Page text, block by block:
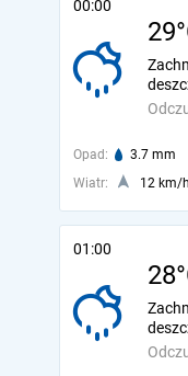
00:00
Opad: 3.7 mm
Wiatr:
12 km/h
01:00